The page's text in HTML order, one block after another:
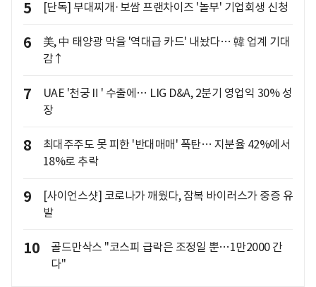
5 [단독] 부대찌개·보쌈 프랜차이즈 '놀부' 기업회생 신청
6
美, 中 태양광 막을 '역대급 카드' 내놨다… 韓 업계 기대
감↑
7
UAE '천궁Ⅱ' 수출에… LIG D&A, 2분기 영업익 30% 성
장
8
최대주주도 못 피한 '반대매매' 폭탄… 지분율 42%에서
18%로 추락
9
[사이언스샷] 코로나가 깨웠다, 잠복 바이러스가 중증 유
발
10
골드만삭스 "코스피 급락은 조정일 뿐…1만2000 간
다"